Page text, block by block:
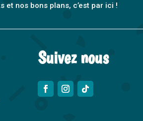
et nos bons plans, c’est par ici !
Suivez nous